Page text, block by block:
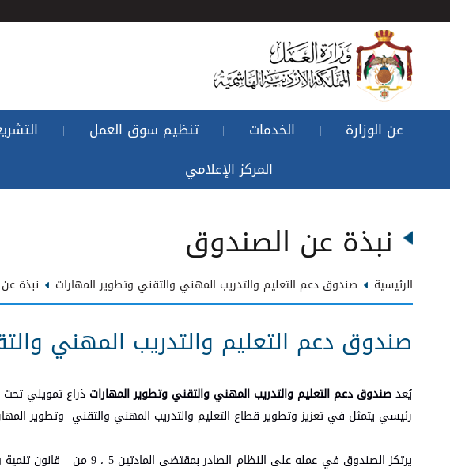
عن الوزارة | الخدمات | تنظيم سوق العمل |
المركز الإعلامي
نبذة عن الصندوق
الرئيسية صندوق دعم التعليم والتدريب المهني والتقني وتطوير المهارات نبذة
صندوق دعم التعليم والتدريب المهني
يُعدصندوق دعم التعليم والتدريب المهني والتقني وتطوير المهارات
رئيسي يتمثل في تعزيز وتطوير قطاع التعليم والتدريب المهني والتقني وتطوير